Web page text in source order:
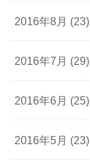
2016年8月 (23)
2016年7月 (29)
2016年6月 (25)
2016年5月 (23)